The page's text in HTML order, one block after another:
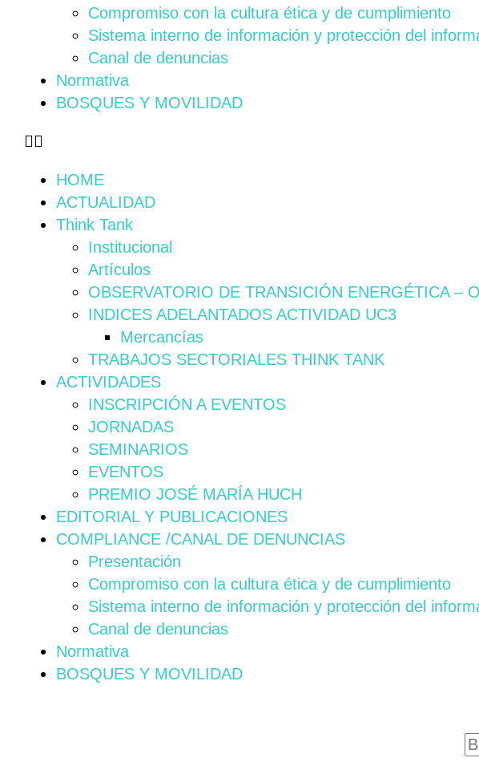
Compromiso con la cultura ética y de cumplimiento
Sistema interno de información y protección del
Canal de denuncias
Normativa
BOSQUES Y MOVILIDAD
HOME
ACTUALIDAD
Think Tank
Institucional
Artículos
OBSERVATORIO DE TRANSICIÓN ENERGÉTICA –
INDICES ADELANTADOS ACTIVIDAD UC3
Mercancías
TRABAJOS SECTORIALES THINK TANK
ACTIVIDADES
INSCRIPCIÓN A EVENTOS
JORNADAS
SEMINARIOS
EVENTOS
PREMIO JOSÉ MARÍA HUCH
EDITORIAL Y PUBLICACIONES
COMPLIANCE /CANAL DE DENUNCIAS
Presentación
Compromiso con la cultura ética y de cumplimiento
Sistema interno de información y protección del
Canal de denuncias
Normativa
BOSQUES Y MOVILIDAD